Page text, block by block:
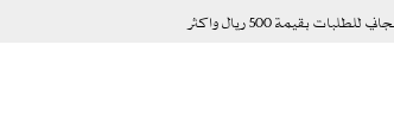
بقيمة 500 ريال واكثر